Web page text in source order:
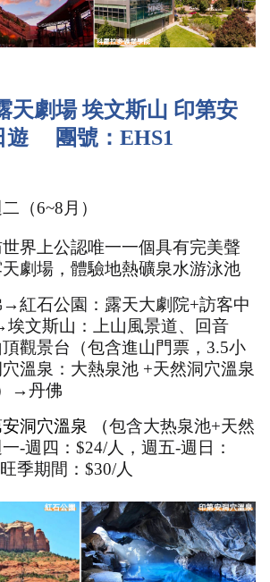
天劇場 埃文斯山 印第安
團號：EHS1
（6~8月）
界上公認唯一一個具有完美聲
劇場，體驗地熱礦泉水游泳池
紅石公園：露天大劇院+訪客中
文斯山：上山風景道、回音
觀景台（包含進山門票，3.5小
溫泉：大熱泉池 +天然洞穴溫泉
→丹佛
洞穴溫泉 （包含大热泉池+天然
-週四：$24/人，週五-週日：
季期間：$30/人